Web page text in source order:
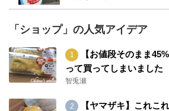
「ショップ」の人気アイデア
【お値段そのまま
って買ってしまいました
智兎瀬
【ヤマザキ】これこ